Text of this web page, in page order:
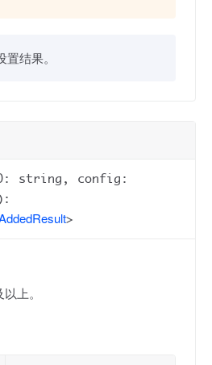
结果。
string, config:
>
上。